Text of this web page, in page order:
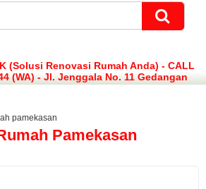
(Solusi Renovasi Rumah Anda) - CALL
(WA) - Jl. Jenggala No. 11 Gedangan
pamekasan
Pamekasan